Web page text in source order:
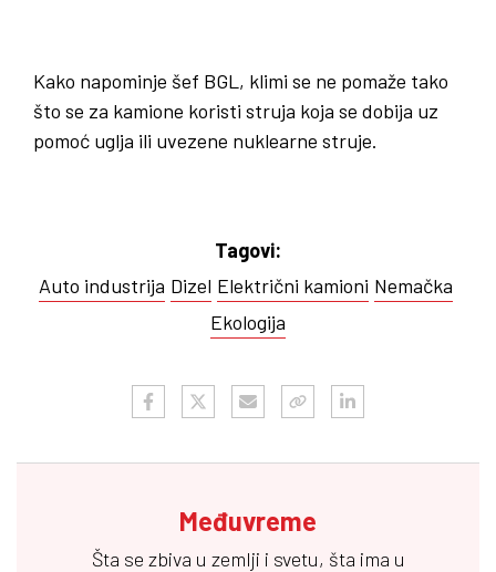
Kako napominje šef BGL, klimi se ne pomaže tako
što se za kamione koristi struja koja se dobija uz
pomoć uglja ili uvezene nuklearne struje.
Tagovi:
Auto industrija Dizel Električni kamioni Nemačka
Ekologija
Međuvreme
Šta se zbiva u zemlji i svetu, šta ima u